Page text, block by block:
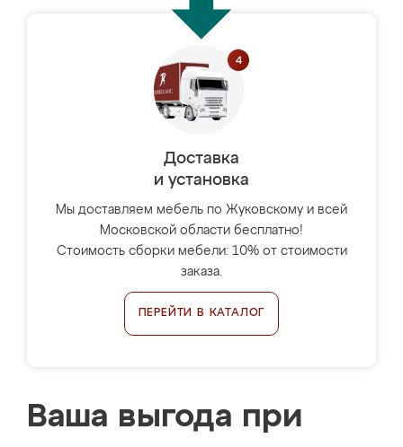
Доставка
и установка
Мы доставляем мебель по Жуковскому и всей
Московской области бесплатно!
Стоимость сборки мебели: 10% от стоимости
заказа.
ПЕРЕЙТИ В КАТАЛОГ
Ваша выгода при